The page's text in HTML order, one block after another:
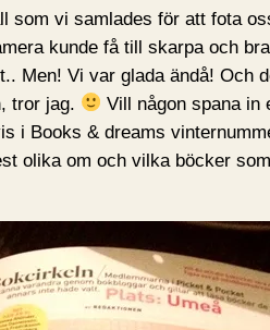
som vi samlades för att fota
kunde få till skarpa och
Men! Vi var glada ändå! Och
tror jag.
Vill någon spana in
i Books & dreams
olika om och vilka böcker